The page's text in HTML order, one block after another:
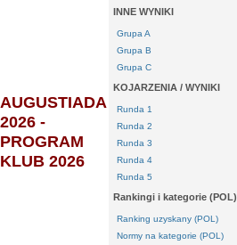
AUGUSTIADA
2026 -
PROGRAM
KLUB 2026
INNE WYNIKI
Grupa A
Grupa B
Grupa C
KOJARZENIA / WYNIKI
Runda 1
Runda 2
Runda 3
Runda 4
Runda 5
Rankingi i kategorie (POL)
Ranking uzyskany (POL)
Normy na kategorie (POL)